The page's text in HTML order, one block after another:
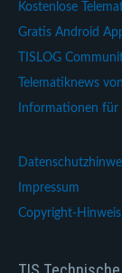
Kostenlose
Gratis Android
TISLOG
Telematiknews
Informationen für
Impressum
Copyright-Hinweis